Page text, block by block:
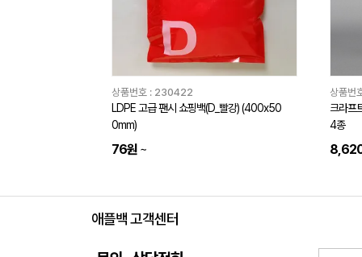
상품번호 : 230422
LDPE 고급 팬시 쇼핑백(D_빨강) (400x50
0mm)
76원 ~
상품번
크라프
4종
애플백 고객센터